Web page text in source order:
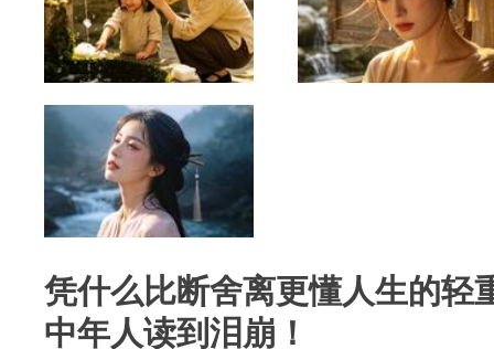
凭什么比断舍离更懂人生的轻
中年人读到泪崩！